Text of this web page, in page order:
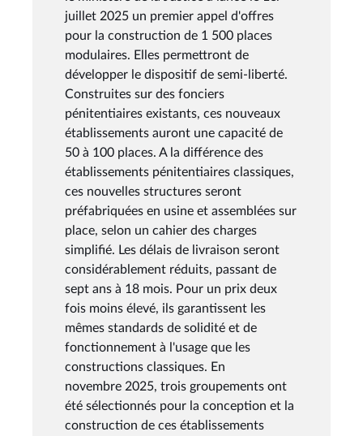
juillet 2025 un premier appel d'offres
pour la construction de 1 500 places
modulaires. Elles permettront de
développer le dispositif de semi-liberté.
Construites sur des fonciers
pénitentiaires existants, ces nouveaux
établissements auront une capacité de
50 à 100 places. A la différence des
établissements pénitentiaires classiques,
ces nouvelles structures seront
préfabriquées en usine et assemblées sur
place, selon un cahier des charges
simplifié. Les délais de livraison seront
considérablement réduits, passant de
sept ans à 18 mois. Pour un prix deux
fois moins élevé, ils garantissent les
mêmes standards de solidité et de
fonctionnement à l'usage que les
constructions classiques. En
novembre 2025, trois groupements ont
été sélectionnés pour la conception et la
construction de ces établissements